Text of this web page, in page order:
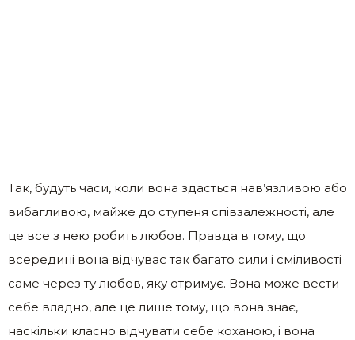
Так, будуть часи, коли вона здасться нав’язливою або
вибагливою, майже до ступеня співзалежності, але
це все з нею робить любов. Правда в тому, що
всередині вона відчуває так багато сили і сміливості
саме через ту любов, яку отримує. Вона може вести
себе владно, але це лише тому, що вона знає,
наскільки класно відчувати себе коханою, і вона